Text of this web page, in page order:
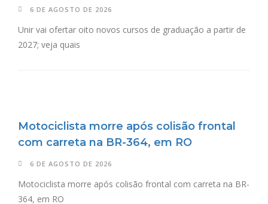
6 DE AGOSTO DE 2026
Unir vai ofertar oito novos cursos de graduação a partir de
2027; veja quais
Motociclista morre após colisão frontal
com carreta na BR-364, em RO
6 DE AGOSTO DE 2026
Motociclista morre após colisão frontal com carreta na BR-
364, em RO